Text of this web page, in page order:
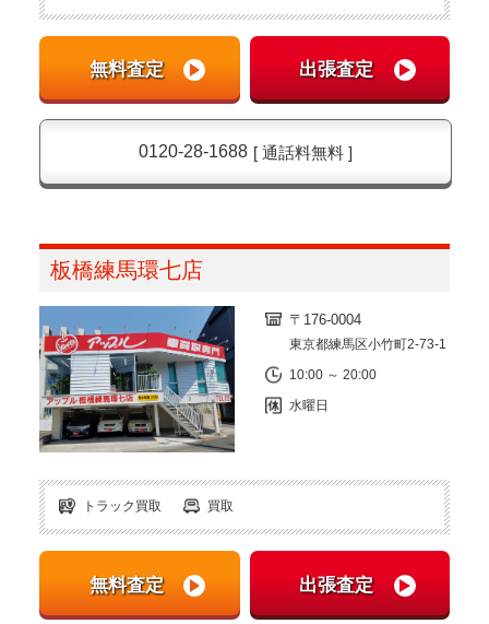
0120-28-1688 [ 通話料無料 ]
板橋練馬環七店
〒176-0004
東京都練馬区小竹町2-73-1
10:00 ～ 20:00
水曜日
トラック買取 買取